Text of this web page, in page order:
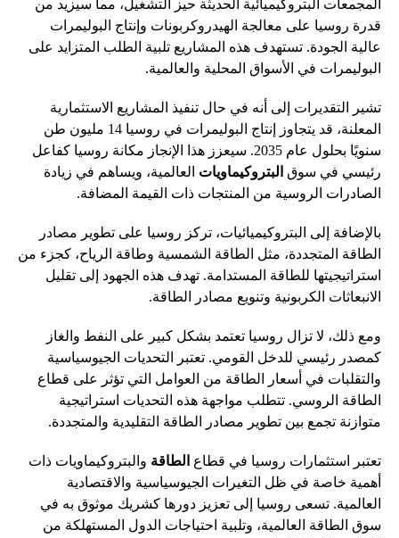
المجمعات البتروكيميائية الحديثة حيز التشغيل، مما سيزيد من
قدرة روسيا على معالجة الهيدروكربونات وإنتاج البوليمرات
عالية الجودة. تستهدف هذه المشاريع تلبية الطلب المتزايد على
البوليمرات في الأسواق المحلية والعالمية.
تشير التقديرات إلى أنه في حال تنفيذ المشاريع الاستثمارية
المعلنة، قد يتجاوز إنتاج البوليمرات في روسيا 14 مليون طن
سنويًا بحلول عام 2035. سيعزز هذا الإنجاز مكانة روسيا كفاعل
رئيسي في سوق البتروكيماويات العالمية، ويساهم في زيادة
الصادرات الروسية من المنتجات ذات القيمة المضافة.
بالإضافة إلى البتروكيميائيات، تركز روسيا على تطوير مصادر
الطاقة المتجددة، مثل الطاقة الشمسية وطاقة الرياح، كجزء من
استراتيجيتها للطاقة المستدامة. تهدف هذه الجهود إلى تقليل
الانبعاثات الكربونية وتنويع مصادر الطاقة.
ومع ذلك، لا تزال روسيا تعتمد بشكل كبير على النفط والغاز
كمصدر رئيسي للدخل القومي. تعتبر التحديات الجيوسياسية
والتقلبات في أسعار الطاقة من العوامل التي تؤثر على قطاع
الطاقة الروسي. تتطلب مواجهة هذه التحديات استراتيجية
متوازنة تجمع بين تطوير مصادر الطاقة التقليدية والمتجددة.
تعتبر استثمارات روسيا في قطاع الطاقة والبتروكيماويات ذات
أهمية خاصة في ظل التغيرات الجيوسياسية والاقتصادية
العالمية. تسعى روسيا إلى تعزيز دورها كشريك موثوق به في
سوق الطاقة العالمية، وتلبية احتياجات الدول المستهلكة من